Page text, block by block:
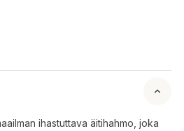
ihastuttava äitihahmo, joka